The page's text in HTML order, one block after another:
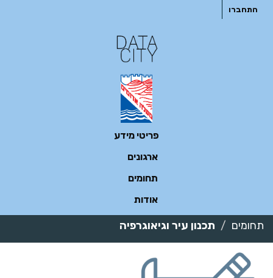
התחברו
פריטי מידע
ארגונים
תחומים
אודות
תחומים תכנון עיר וגיאוגרפיה